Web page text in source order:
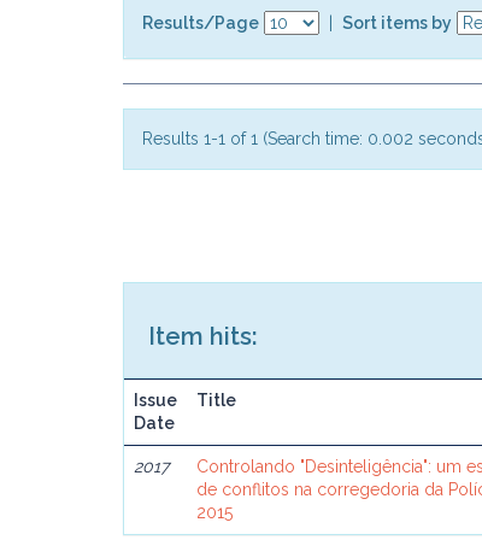
Results/Page Sort items by
Results 1-1 of 1 (Search time: 0.002
Item hits:
Issue
Date
Title
2017
Controlando "Desinteligência": um
de conflitos na corregedoria da
2015